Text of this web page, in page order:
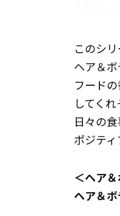
このシ
ヘア＆
フード
してく
日々の
ポジティ
＜ヘア
ヘア＆